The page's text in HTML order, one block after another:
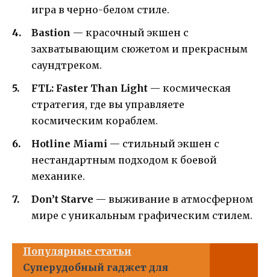
игра в черно-белом стиле.
Bastion — красочный экшен с
захватывающим сюжетом и прекрасным
саундтреком.
FTL: Faster Than Light — космическая
стратегия, где вы управляете
космическим кораблем.
Hotline Miami — стильный экшен с
нестандартным подходом к боевой
механике.
Don’t Starve — выживание в атмосферном
мире с уникальным графическим стилем.
Популярные статьи
Суперудобный гаджет для